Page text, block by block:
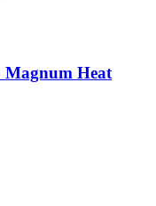
Magnum Heat